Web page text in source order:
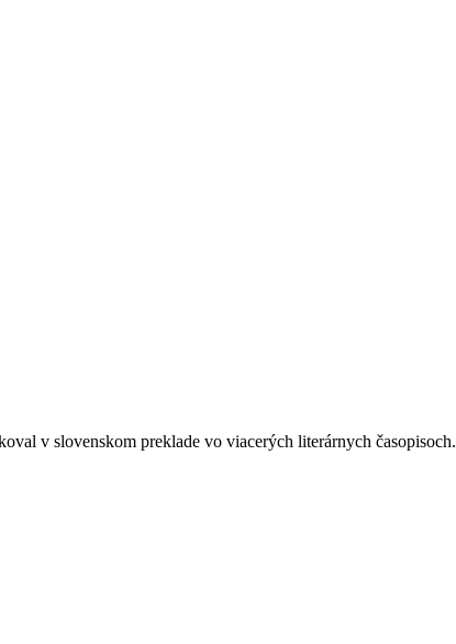
v slovenskom preklade vo viacerých literárnych časopisoch.